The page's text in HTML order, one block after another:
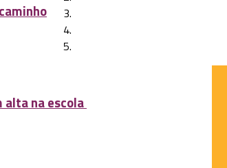
alta na escola